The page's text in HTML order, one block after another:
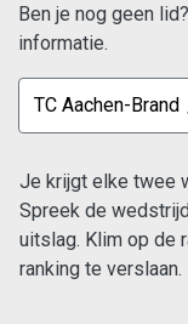
Ben je nog geen
informatie.
TC Aachen-Brand
Je krijgt elke twee
Spreek de
uitslag. Klim op de
ranking te verslaan.